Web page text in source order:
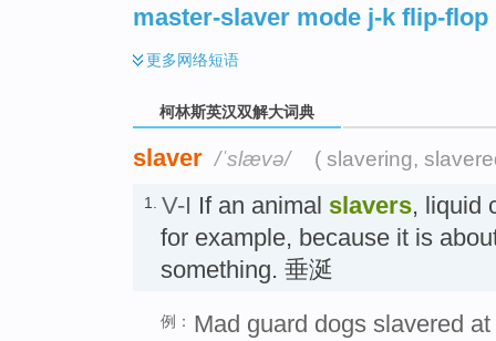
master-slaver mode j-k flip-flop
更多网络短语
柯林斯英汉双解大词典
slaver /ˈslævə/ ( slavering,
1. V-I If an animal slavers, liquid
for example, because it is
something. 垂涎
例： Mad guard dogs slavered